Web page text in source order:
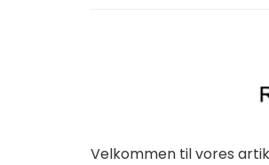
Velkommen til vores